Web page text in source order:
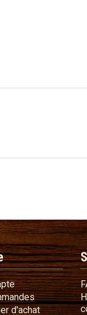
Mon compte
Mes
d'achatMon